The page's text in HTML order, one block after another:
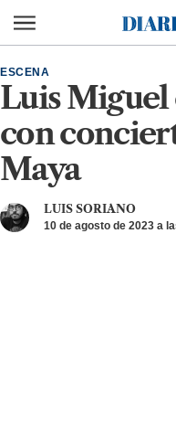
Diario de México
Luis Miguel
con
Maya
ESCENA
LUIS SORIANO
10 de agosto de 2023 a